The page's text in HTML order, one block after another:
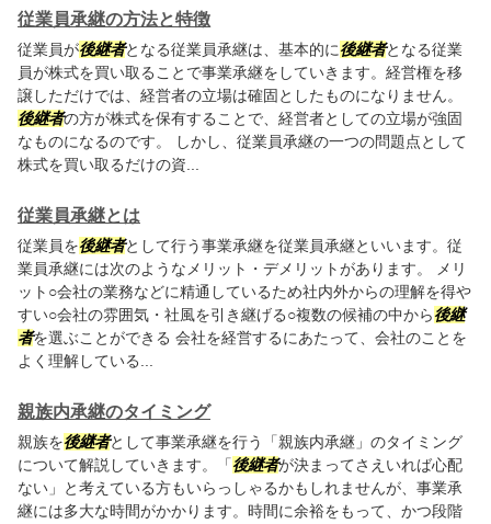
従業員承継の方法と特徴
従業員が後継者となる従業員承継は、基本的に後継者となる従業
員が株式を買い取ることで事業承継をしていきます。経営権を移
譲しただけでは、経営者の立場は確固としたものになりません。
後継者の方が株式を保有することで、経営者としての立場が強固
なものになるのです。 しかし、従業員承継の一つの問題点として
株式を買い取るだけの資...
従業員承継とは
従業員を後継者として行う事業承継を従業員承継といいます。従
業員承継には次のようなメリット・デメリットがあります。 メリ
ット○会社の業務などに精通しているため社内外からの理解を得や
すい○会社の雰囲気・社風を引き継げる○複数の候補の中から後継
者を選ぶことができる 会社を経営するにあたって、会社のことを
よく理解している...
親族内承継のタイミング
親族を後継者として事業承継を行う「親族内承継」のタイミング
について解説していきます。「後継者が決まってさえいれば心配
ない」と考えている方もいらっしゃるかもしれませんが、事業承
継には多大な時間がかかります。時間に余裕をもって、かつ段階